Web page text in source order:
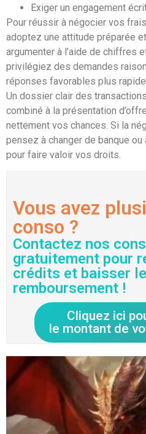
Exiger un engagement
Pour réussir à négocier vos
adoptez une attitude préparée
argumenter à l’aide de chiffres
privilégiez des demandes
réponses favorables plus
Un dossier clair des
combiné à la présentation
nettement vos chances. Si la
pensez à changer de banque
pour faire valoir vos droits.
Vous avez
conso ?
Contactez nos
gratuitement pour
crédits et baisser
remboursement !
Cliquez ici
le montant de